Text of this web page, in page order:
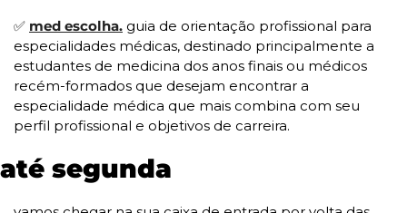
✅ med escolha. guia de orientação profissional para
especialidades médicas, destinado principalmente a
estudantes de medicina dos anos finais ou médicos
recém-formados que desejam encontrar a
especialidade médica que mais combina com seu
perfil profissional e objetivos de carreira.
até segunda